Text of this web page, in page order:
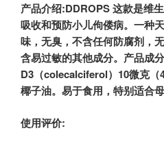
产品介绍:DDROPS这款是维
吸收和预防小儿佝偻病。一种
味，无臭，不含任何防腐剂，
含易过敏的其他成分。产品成
D3（colecalciferol）10微克（
椰子油。易于食用，特别适合
使用评价: